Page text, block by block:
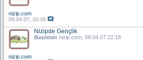
nizip.com
09.04.07, 00:06
Nizipde Gençlik
Başlatan nizip.com , 08.04.07 22:18
nizip.com